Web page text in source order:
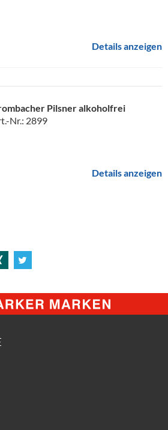
Details anzeigen
Pilsner alkoholfrei
Nr.: 2899
Details anzeigen
@
Twitter